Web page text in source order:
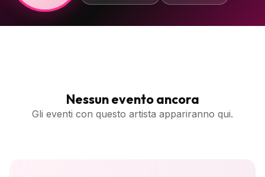
Nessun evento ancora
Gli eventi con questo artista appariranno qui.